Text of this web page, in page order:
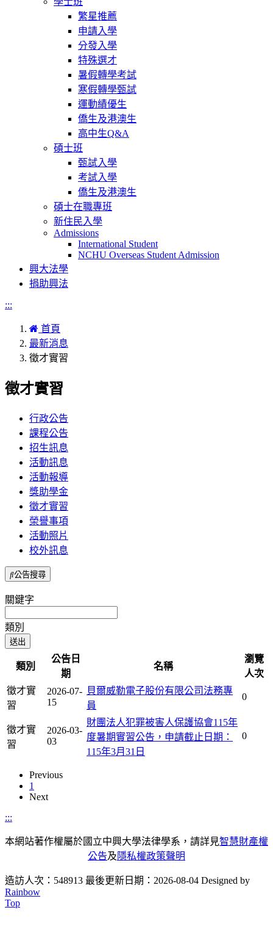
繁星推薦
申請入學
分發入學
特殊選才
暑假轉學考試
寒假轉學甄試
運動績優生
僑生及港澳生
高中生Q&A
碩士班
甄試入學
考試入學
僑生及港澳生
碩士在職專班
新住民入學
Admissions
International Student
NCHU Overseas Student Admission
興大法學
捐助興法
:::
首頁
最新消息
徵才實習
徵才實習
行政公告
課程公告
招生訊息
活動訊息
活動報導
獎助學金
徵才實習
榮譽事項
活動照片
校外訊息
公告搜尋
關鍵字
類別
類別
公告日
期
名稱
瀏覽
人次
徵才實
習
2026-07-
15
貝爾威勒電子股份有限公司法務專
員
0
徵才實
習
2026-03-
03
財團法人犯罪被害人保護協會115年
度暑期實習公告，申請截止日期：
115年3月31日
0
Previous
1
Next
:::
本網站著作權屬於國立中興大學法律學系，請詳見智慧財產權
公告及隱私權政策聲明
造訪人次：548913 最後更新日期：2026-08-04 Designed by
Rainbow
Top